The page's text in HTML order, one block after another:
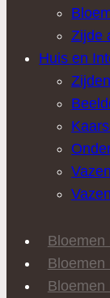
Zijde
Huis en
Vazen
Bloemen
Bloemen
Bloemen